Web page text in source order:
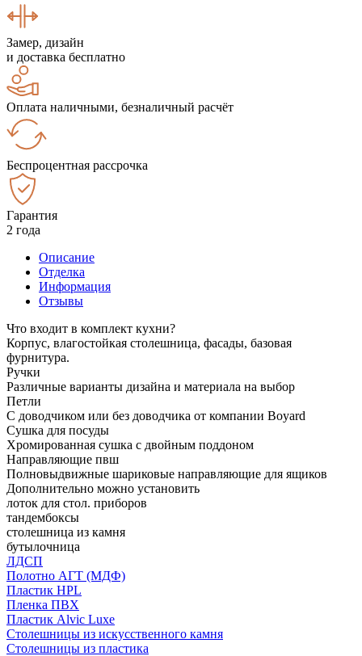
Замер, дизайн
и доставка бесплатно
Оплата наличными, безналичный расчёт
Беспроцентная рассрочка
Гарантия
2 года
Описание
Отделка
Информация
Отзывы
Что входит в комплект кухни?
Корпус, влагостойкая столешница, фасады, базовая
фурнитура.
Ручки
Различные варианты дизайна и материала на выбор
Петли
С доводчиком или без доводчика от компании Boyard
Сушка для посуды
Хромированная сушка с двойным поддоном
Направляющие пвш
Полновыдвижные шариковые направляющие для ящиков
Дополнительно можно установить
лоток для стол. приборов
тандембоксы
столешница из камня
бутылочница
ЛДСП
Полотно АГТ (МДФ)
Пластик HPL
Пленка ПВХ
Пластик Alvic Luxe
Столешницы из искусственного камня
Столешницы из пластика